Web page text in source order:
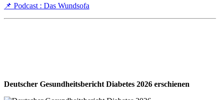
📌 Podcast : Das Wundsofa
Deutscher Gesundheitsbericht Diabetes 2026 erschienen